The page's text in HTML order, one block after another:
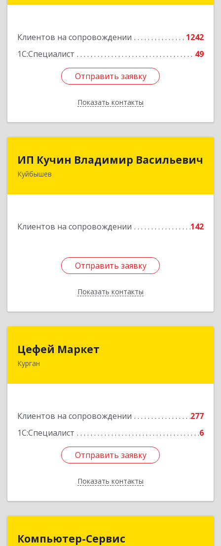
Клиентов на сопровождении
1242
1С:Специалист
49
Отправить заявку
Показать контакты
Отправить заявку
Назад
ИП Кучин Владимир Васильевич
Куйбышев
Клиентов на сопровождении 142
Отправить заявку
Показать контакты
632387, Новосибирская обл, Куйбышев г,
Отправить заявку
Назад
Цефей Маркет
Курган
Клиентов на сопровождении
277
1С:Специалист
6
Отправить заявку
Показать контакты
640002, Курганская обл, Курган г, М.Горького
Отправить заявку
Назад
Компьютер-Сервис